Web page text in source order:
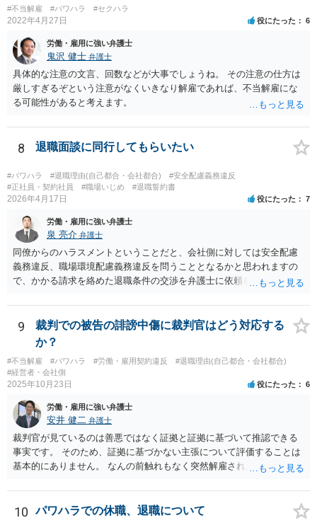
でしょう。 能力不足については客観的な立証が必要ですが、一般論と
して難しい立証になりますので、これも解雇理由とするにはハードル
が高いです。 【質問3】 交渉でも誠意ある対応がなく、 だらだらと回
答を引き延ばされて、 本訴訟に入っております。 しかし、本訴訟で
も、 「次回に追加回答します。まだ途中です。」 と反論を２度も引き
延ばされております。 だらだらと引き延ばすのは作戦でしょうか？ →
引き延ばしても会社側にメリットはありませんので、単純に準備不足
などではないでしょうか。 【質問4】 和解交渉等で、ここから弁護士
だらけで、 裁判官がちゃんと判断できるのか不安になってきました。
あれば、裁判官にそのような心証を持ってもらったうえで和解勧試し
てもらったほうが良いため、裁判の序盤で訴外の和解交渉をすること
はあまりお勧めはしません。
#不当解雇 #パワハラ #セクハラ
2022年4月27日 役にたった 6
労働・雇用に強い弁護士
鬼沢 健士 弁護士
具体的な注意の文言、回数などが大事でしょうね。 その注意の仕方は
厳しすぎるぞという注意がなくいきなり解雇であれば、不当解雇にな
る可能性があると考えます。
8 退職面談に同行してもらいたい
#パワハラ #退職理由(自己都合・会社都合)
#安全配慮義務違反
#正社員・契約社員
#職場いじめ #退職誓約書
2026年4月17日 役にたった 7
労働・雇用に強い弁護士
泉 亮介 弁護士
同僚からのハラスメントということだと、会社側に対しては安全配慮
義務違反、職場環境配慮義務違反を問うこととなるかと思われますの
で、かかる請求を絡めた退職条件の交渉を弁護士に依頼をされた方が
くなり全て弁護士が窓口となるため精神的な負担も軽くなるでしょ
う。
9
裁判での被告の誹謗中傷に裁判官はどう対応する
か？
#不当解雇 #パワハラ #労働・雇用契約違反
#退職理由(自己都合・会社都合)
#経営者・会社側
2025年10月23日 役にたった 6
労働・雇用に強い弁護士
安井 健二 弁護士
裁判官が見ているのは善悪ではなく証拠と証拠に基づいて推認できる
事実です。 そのため、証拠に基づかない主張について評価することは
基本的にありません。 なんの前触れもなく突然解雇されたことについ
10 パワハラでの休職、退職について